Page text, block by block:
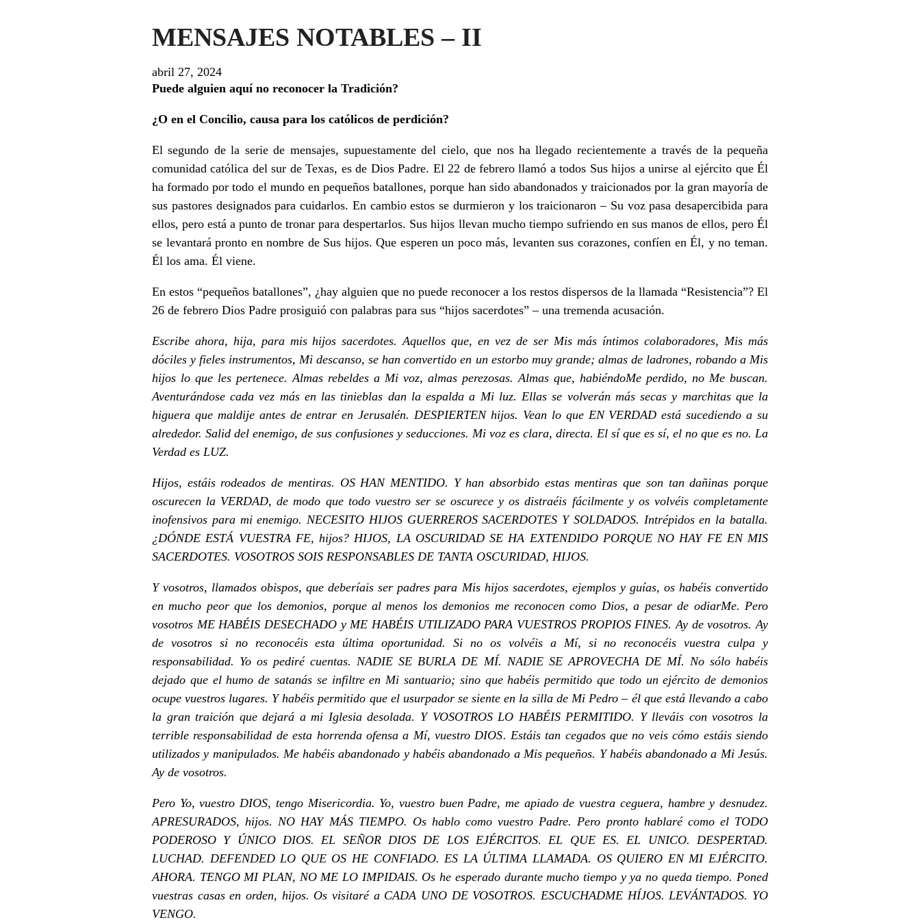
MENSAJES NOTABLES – II
abril 27, 2024
Puede alguien aquí no reconocer la Tradición?
¿O en el Concilio, causa para los católicos de perdición?
El segundo de la serie de mensajes, supuestamente del cielo, que nos ha llegado recientemente a través de la pequeña
comunidad católica del sur de Texas, es de Dios Padre. El 22 de febrero llamó a todos Sus hijos a unirse al ejército que Él
ha formado por todo el mundo en pequeños batallones, porque han sido abandonados y traicionados por la gran mayoría de
sus pastores designados para cuidarlos. En cambio estos se durmieron y los traicionaron – Su voz pasa desapercibida para
ellos, pero está a punto de tronar para despertarlos. Sus hijos llevan mucho tiempo sufriendo en sus manos de ellos, pero Él
se levantará pronto en nombre de Sus hijos. Que esperen un poco más, levanten sus corazones, confíen en Él, y no teman.
Él los ama. Él viene.
En estos “pequeños batallones”, ¿hay alguien que no puede reconocer a los restos dispersos de la llamada “Resistencia”? El
26 de febrero Dios Padre prosiguió con palabras para sus “hijos sacerdotes” – una tremenda acusación.
Escribe ahora, hija, para mis hijos sacerdotes. Aquellos que, en vez de ser Mis más íntimos colaboradores, Mis más
dóciles y fieles instrumentos, Mi descanso, se han convertido en un estorbo muy grande; almas de ladrones, robando a Mis
hijos lo que les pertenece. Almas rebeldes a Mi voz, almas perezosas. Almas que, habiéndoMe perdido, no Me buscan.
Aventurándose cada vez más en las tinieblas dan la espalda a Mi luz. Ellas se volverán más secas y marchitas que la
higuera que maldije antes de entrar en Jerusalén. DESPIERTEN hijos. Vean lo que EN VERDAD está sucediendo a su
alrededor. Salid del enemigo, de sus confusiones y seducciones. Mi voz es clara, directa. El sí que es sí, el no que es no. La
Verdad es LUZ.
Hijos, estáis rodeados de mentiras. OS HAN MENTIDO. Y han absorbido estas mentiras que son tan dañinas porque
oscurecen la VERDAD, de modo que todo vuestro ser se oscurece y os distraéis fácilmente y os volvéis completamente
inofensivos para mi enemigo. NECESITO HIJOS GUERREROS SACERDOTES Y SOLDADOS. Intrépidos en la batalla.
¿DÓNDE ESTÁ VUESTRA FE, hijos? HIJOS, LA OSCURIDAD SE HA EXTENDIDO PORQUE NO HAY FE EN MIS
SACERDOTES. VOSOTROS SOIS RESPONSABLES DE TANTA OSCURIDAD, HIJOS.
Y vosotros, llamados obispos, que deberíais ser padres para Mis hijos sacerdotes, ejemplos y guías, os habéis convertido
en mucho peor que los demonios, porque al menos los demonios me reconocen como Dios, a pesar de odiarMe. Pero
vosotros ME HABÉIS DESECHADO y ME HABÉIS UTILIZADO PARA VUESTROS PROPIOS FINES. Ay de vosotros. Ay
de vosotros si no reconocéis esta última oportunidad. Si no os volvéis a Mí, si no reconocéis vuestra culpa y
responsabilidad. Yo os pediré cuentas. NADIE SE BURLA DE MÍ. NADIE SE APROVECHA DE MÍ. No sólo habéis
dejado que el humo de satanás se infiltre en Mi santuario; sino que habéis permitido que todo un ejército de demonios
ocupe vuestros lugares. Y habéis permitido que el usurpador se siente en la silla de Mi Pedro – él que está llevando a cabo
la gran traición que dejará a mi Iglesia desolada. Y VOSOTROS LO HABÉIS PERMITIDO. Y lleváis con vosotros la
terrible responsabilidad de esta horrenda ofensa a Mí, vuestro DIOS. Estáis tan cegados que no veis cómo estáis siendo
utilizados y manipulados. Me habéis abandonado y habéis abandonado a Mis pequeños. Y habéis abandonado a Mi Jesús.
Ay de vosotros.
Pero Yo, vuestro DIOS, tengo Misericordia. Yo, vuestro buen Padre, me apiado de vuestra ceguera, hambre y desnudez.
APRESURADOS, hijos. NO HAY MÁS TIEMPO. Os hablo como vuestro Padre. Pero pronto hablaré como el TODO
PODEROSO Y ÚNICO DIOS. EL SEÑOR DIOS DE LOS EJÉRCITOS. EL QUE ES. EL UNICO. DESPERTAD.
LUCHAD. DEFENDED LO QUE OS HE CONFIADO. ES LA ÚLTIMA LLAMADA. OS QUIERO EN MI EJÉRCITO.
AHORA. TENGO MI PLAN, NO ME LO IMPIDAIS. Os he esperado durante mucho tiempo y ya no queda tiempo. Poned
vuestras casas en orden, hijos. Os visitaré a CADA UNO DE VOSOTROS. ESCUCHADME HÍJOS. LEVÁNTADOS. YO
VENGO.